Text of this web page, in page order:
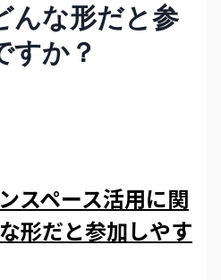
んな形だと参
すか？
スペース活用に関
形だと参加しやす